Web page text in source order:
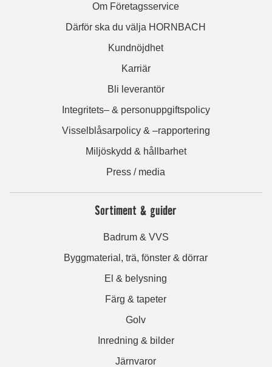
Om Företagsservice
Därför ska du välja HORNBACH
Kundnöjdhet
Karriär
Bli leverantör
Integritets– & personuppgiftspolicy
Visselblåsarpolicy & –rapportering
Miljöskydd & hållbarhet
Press / media
Sortiment & guider
Badrum & VVS
Byggmaterial, trä, fönster & dörrar
El & belysning
Färg & tapeter
Golv
Inredning & bilder
Järnvaror